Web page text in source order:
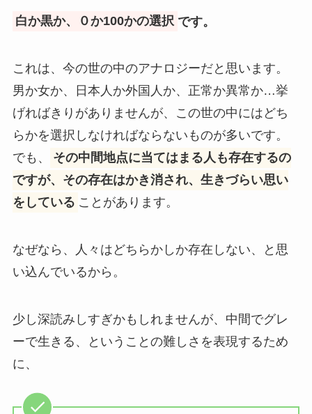
白か黒か、０か100かの選択 です。
これは、今の世の中のアナロジーだと思います。
男か女か、日本人か外国人か、正常か異常か…挙
げればきりがありませんが、この世の中にはどち
らかを選択しなければならないものが多いです。
でも、
その中間地点に当てはまる人も存在するの
ですが、その存在はかき消され、生きづらい思い
をしている ことがあります。
なぜなら、人々はどちらかしか存在しない、と思
い込んでいるから。
少し深読みしすぎかもしれませんが、中間でグレ
ーで生きる、ということの難しさを表現するため
に、